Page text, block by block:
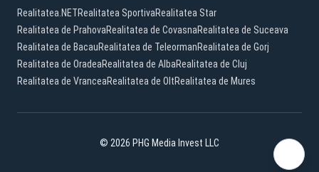
Realitatea.NETRealitatea SportivaRealitatea Star
Realitatea de PrahovaRealitatea de CovasnaRealitatea de Suceava
Realitatea de BacauRealitatea de TeleormanRealitatea de Gorj
Realitatea de OradeaRealitatea de AlbaRealitatea de Cluj
Realitatea de VranceaRealitatea de OltRealitatea de Mures
© 2026 PHG Media Invest LLC